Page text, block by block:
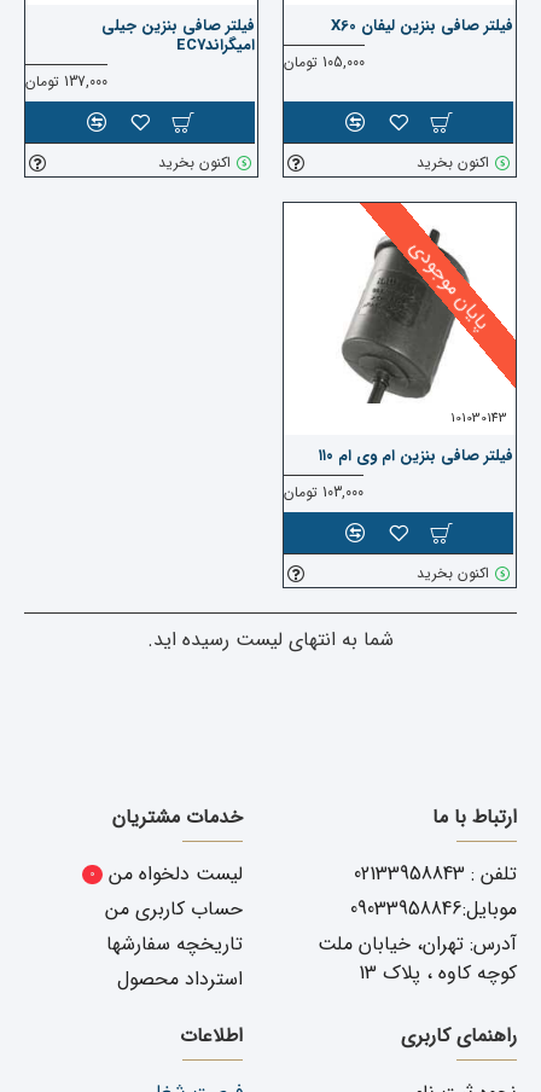
فیلتر صافی بنزین لیفان X60
105,000 تومان
اکنون بخرید
فیلتر صافی بنزین جیلی
امیگراندEC7
137,000 تومان
اکنون بخرید
پایان موجودی
101030143
فیلتر صافی بنزین ام وی ام ۱۱۰
103,000 تومان
اکنون بخرید
شما به انتهای لیست رسیده اید.
ارتباط با ما
تلفن : 02133958843
موبایل:09033958846
آدرس: تهران، خیابان ملت
کوچه کاوه ، پلاک 13
خدمات مشتریان
لیست دلخواه من
0
حساب کاربری من
تاریخچه سفارشها
استرداد محصول
راهنمای کاربری
اطلاعات